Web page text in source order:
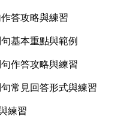
作答攻略與練習
基本重點與範例
句作答攻略與練習
常見回答形式與練習
練習